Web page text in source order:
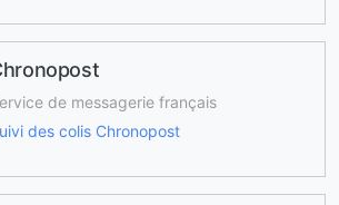
de messagerie français
des colis Chronopost